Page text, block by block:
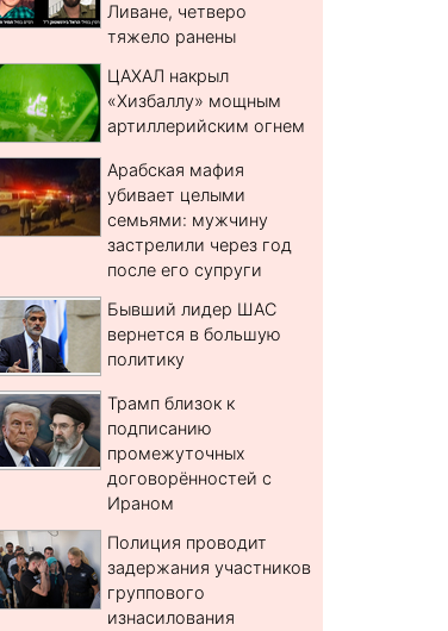
Ливане, четверо
тяжело ранены
ЦАХАЛ накрыл
«Хизбаллу» мощным
артиллерийским огнем
Арабская мафия
убивает целыми
семьями: мужчину
застрелили через год
после его супруги
Бывший лидер ШАС
вернется в большую
политику
Трамп близок к
подписанию
промежуточных
договорённостей с
Ираном
Полиция проводит
задержания участников
группового
изнасилования